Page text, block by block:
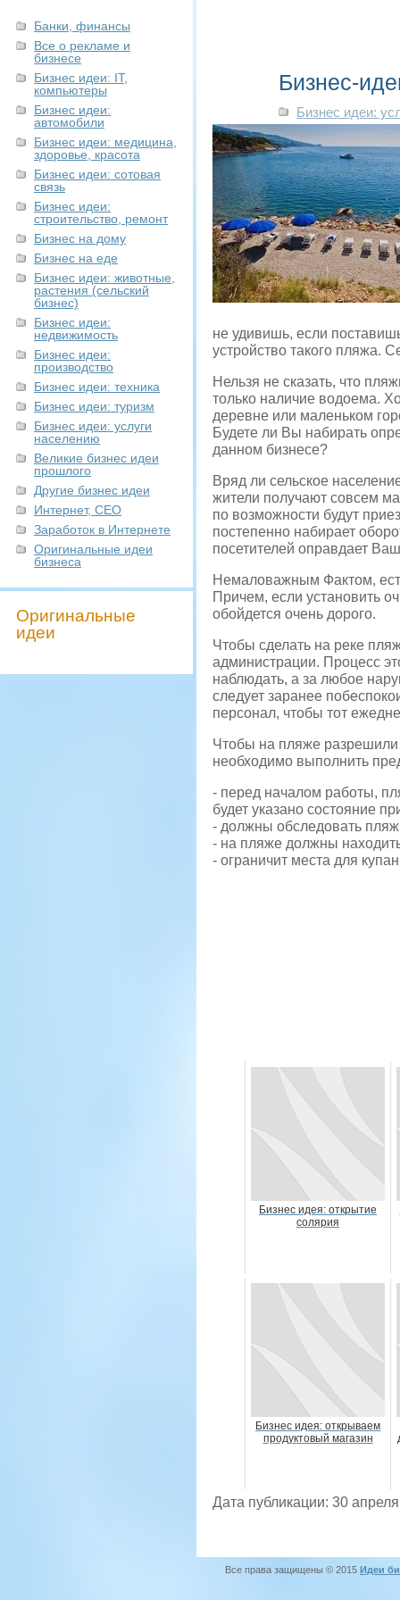
Банки, финансы
Все о рекламе и
бизнесе
Бизнес идеи: IT,
компьютеры
Бизнес идеи:
автомобили
Бизнес идеи: медицина,
здоровье, красота
Бизнес идеи: сотовая
связь
Бизнес идеи:
строительство, ремонт
Бизнес на дому
Бизнес на еде
Бизнес идеи: животные,
растения (сельский
бизнес)
Бизнес идеи:
недвижимость
Бизнес идеи:
производство
Бизнес идеи: техника
Бизнес идеи: туризм
Бизнес идеи: услуги
населению
Великие бизнес идеи
прошлого
Другие бизнес идеи
Интернет, СЕО
Заработок в Интернете
Оригинальные идеи
бизнеса
Оригинальные
идеи
Бизнес-
Бизнес идеи:
не удивишь, если
устройство такого пляжа.
Нельзя не сказать, что
только наличие водоема.
деревне или маленьком
Будете ли Вы набирать
данном бизнесе?
Вряд ли сельское
жители получают совсем
по возможности будут
постепенно набирает
посетителей оправдает
Немаловажным Фактом,
Причем, если установить
обойдется очень дорого.
Чтобы сделать на реке
администрации. Процесс
наблюдать, а за любое
следует заранее
персонал, чтобы тот
Чтобы на пляже разрешили
необходимо выполнить
- перед началом работы,
будет указано состояние
- должны обследовать
- на пляже должны
- ограничит места для
Бизнес идея: открытие
солярия
Бизнес идея: открываем
продуктовый магазин
Дата публикации: 30
Все права защищены © 2015 Идеи